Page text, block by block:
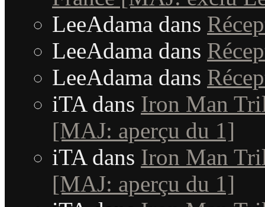
LeeAdama dans
LeeAdama dans
LeeAdama dans
iTAdans Iron Man
[MAJ: aperçu du 1]
iTAdans Iron Man
[MAJ: aperçu du 1]